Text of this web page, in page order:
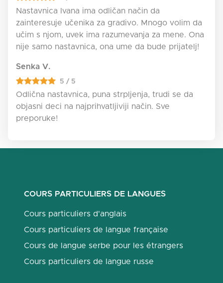
Nastavnica Ivana ima odličan način da
zainteresuje učenika za gradivo. Mnogo volim da
učim s njom, uvek ima razumevanja za mene. Ona
nije samo nastavnica, ona ume da bude prijatelj!
Senka V.
5 / 5
Odlična nastavnica, puna strpljenja, trudi se da
objasni deci na najprihvatljiviji način. Sve
preporuke!
COURS PARTICULIERS DE LANGUES
Cours particuliers d'anglais
Cours particuliers de langue française
Cours de langue serbe pour les étrangers
Cours particuliers de langue russe